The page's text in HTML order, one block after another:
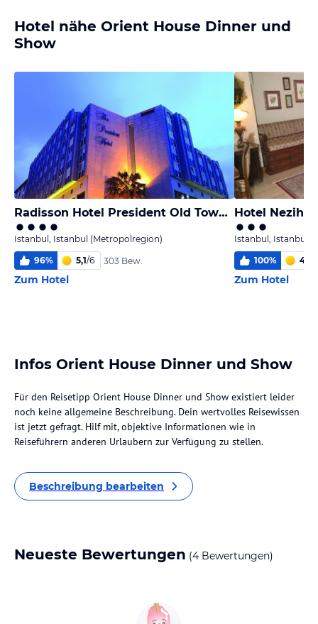
Hotel nähe Orient House Dinner und
Show
Radisson Hotel President Old Town Istanbul
Istanbul, Istanbul (Metropolregion)
96% 5,1/6 303 Bew.
Zum Hotel
Hotel Nezih
Istanbul, Istanbul
100% 4,8
Zum Hotel
Infos Orient House Dinner und Show
Für den Reisetipp Orient House Dinner und Show existiert leider
noch keine allgemeine Beschreibung. Dein wertvolles Reisewissen
ist jetzt gefragt. Hilf mit, objektive Informationen wie in
Reiseführern anderen Urlaubern zur Verfügung zu stellen.
Beschreibung bearbeiten
Neueste Bewertungen (4 Bewertungen)